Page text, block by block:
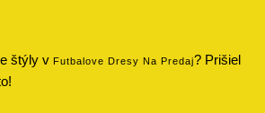
štýly v Futbalove Dresy Na Predaj? Prišiel